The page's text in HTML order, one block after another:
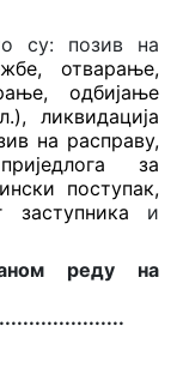
су:
позив на
отварање,
одбијање
ликвидација
на расправу,
за
поступак,
заступника и
реду на
....